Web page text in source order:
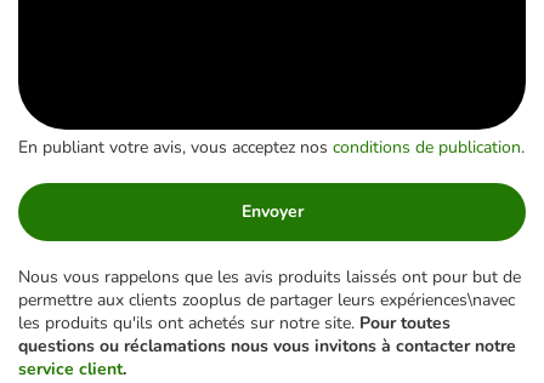
En publiant votre avis, vous acceptez nos conditions de publication.
Envoyer
Nous vous rappelons que les avis produits laissés ont pour but de
permettre aux clients zooplus de partager leurs expériences\navec
les produits qu'ils ont achetés sur notre site. Pour toutes
questions ou réclamations nous vous invitons à contacter notre
service client.